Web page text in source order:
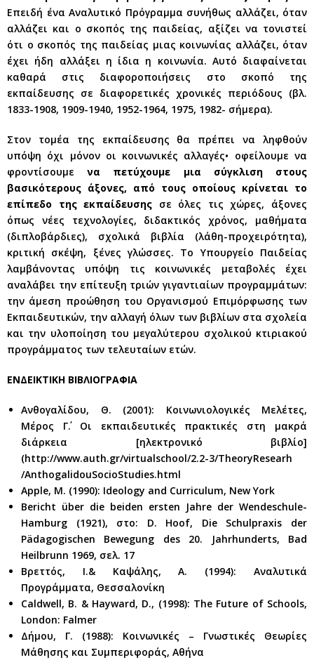
Επειδή ένα Αναλυτικό Πρόγραμμα συνήθως αλλάζει, όταν
αλλάζει και ο σκοπός της παιδείας, αξίζει να τονιστεί
ότι ο σκοπός της παιδείας μιας κοινωνίας αλλάζει, όταν
έχει ήδη αλλάξει η ίδια η κοινωνία. Αυτό διαφαίνεται
καθαρά στις διαφοροποιήσεις στο σκοπό της
εκπαίδευσης σε διαφορετικές χρονικές περιόδους (βλ.
1833-1908, 1909-1940, 1952-1964, 1975, 1982- σήμερα).
Στον τομέα της εκπαίδευσης θα πρέπει να ληφθούν
υπόψη όχι μόνον οι κοινωνικές αλλαγές• οφείλουμε να
φροντίσουμενα πετύχουμε μια σύγκλιση στους
βασικότερους άξονες, από τους οποίους κρίνεται το
επίπεδο της εκπαίδευσης σε όλες τις χώρες, άξονες
όπως νέες τεχνολογίες, διδακτικός χρόνος, μαθήματα
(διπλοβάρδιες), σχολικά βιβλία (λάθη-προχειρότητα),
κριτική σκέψη, ξένες γλώσσες. Το Υπουργείο Παιδείας
λαμβάνοντας υπόψη τις κοινωνικές μεταβολές έχει
αναλάβει την επίτευξη τριών γιγαντιαίων προγραμμάτων:
την άμεση προώθηση του Οργανισμού Επιμόρφωσης των
Εκπαιδευτικών, την αλλαγή όλων των βιβλίων στα σχολεία
και την υλοποίηση του μεγαλύτερου σχολικού κτιριακού
προγράμματος των τελευταίων ετών.
ΕΝΔΕΙΚΤΙΚΗ ΒΙΒΛΙΟΓΡΑΦΙΑ
Ανθογαλίδου, Θ. (2001): Κοινωνιολογικές Μελέτες,
Μέρος Γ΄. Οι εκπαιδευτικές πρακτικές στη μακρά
διάρκεια [ηλεκτρονικό βιβλίο]
(http://www.auth.gr/virtualschool/2.2-3/TheoryResearh
/AnthogalidouSocioStudies.html
Apple, M. (1990): Ideology and Curriculum, New York
Bericht über die beiden ersten Jahre der Wendeschule-
Hamburg (1921), στο: D. Hoof, Die Schulpraxis der
Pädagogischen Bewegung des 20. Jahrhunderts, Bad
Heilbrunn 1969, σελ. 17
Βρεττός, I.& Kαψάλης, A. (1994): Αναλυτικά
Προγράμματα, Θεσσαλονίκη
Caldwell, B. & Hayward, D., (1998): The Future of Schools,
London: Falmer
Δήμου, Γ. (1988): Κοινωνικές – Γνωστικές Θεωρίες
Μάθησης και Συμπεριφοράς, Αθήνα